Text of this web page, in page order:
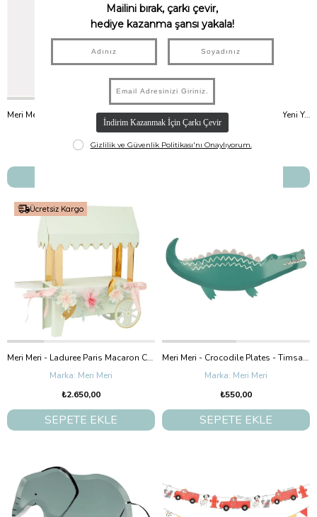
Meri Meri - Jolly Christmas Santa Plates - Noel Baba Tabaklar (8'Li)
Meri Meri
₺475,00
Meri Meri - Jolly Tattoo Sheet - Yeni Yıl Geçici Dövmeler (2'Li)
₺895,00
Meri Meri - Laduree Paris Macaron Cart Centerpiece - Ladurée Paris Makaron Arabası Masa Süsü
Meri Meri
₺2.650,00
SEPETE EKLE
Ücretsiz Kargo
Meri Meri - Crocodile Plates - Timsah Tabaklar - 8'Li
Meri Meri
₺550,00
SEPETE EKLE